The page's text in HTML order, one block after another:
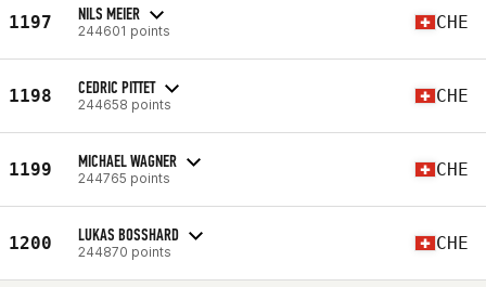
1197 NILS MEIER
244601 points CHE
1198 CEDRIC PITTET
244658 points CHE
1199 MICHAEL WAGNER
244765 points CHE
1200 LUKAS BOSSHARD
244870 points CHE